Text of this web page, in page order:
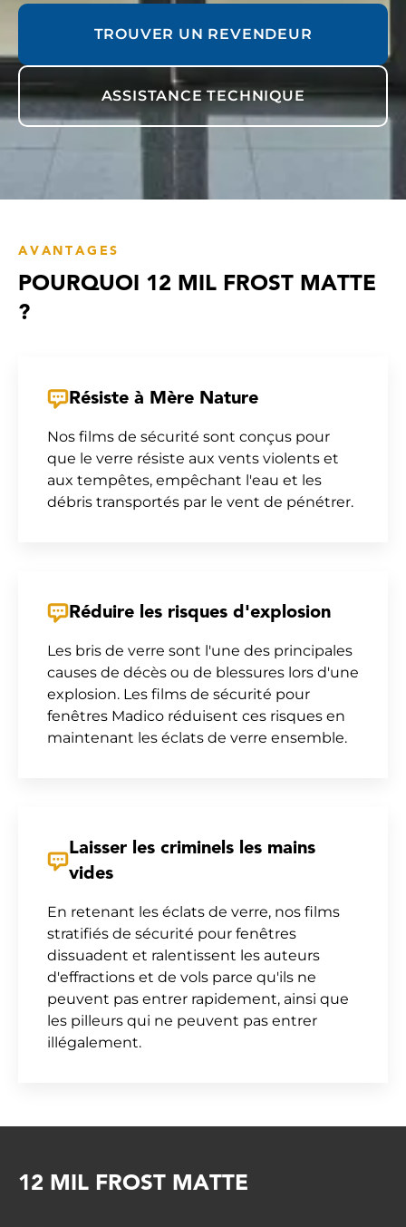
TROUVER UN REVENDEUR
ASSISTANCE TECHNIQUE
AVANTAGES
POURQUOI 12 MIL FROST MATTE
?
Résiste à Mère Nature
Nos films de sécurité sont conçus pour
que le verre résiste aux vents violents et
aux tempêtes, empêchant l'eau et les
débris transportés par le vent de pénétrer.
Réduire les risques d'explosion
Les bris de verre sont l'une des principales
causes de décès ou de blessures lors d'une
explosion. Les films de sécurité pour
fenêtres Madico réduisent ces risques en
maintenant les éclats de verre ensemble.
Laisser les criminels les mains
vides
En retenant les éclats de verre, nos films
stratifiés de sécurité pour fenêtres
dissuadent et ralentissent les auteurs
d'effractions et de vols parce qu'ils ne
peuvent pas entrer rapidement, ainsi que
les pilleurs qui ne peuvent pas entrer
illégalement.
12 MIL FROST MATTE